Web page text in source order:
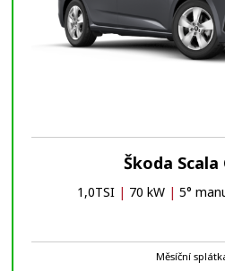
Škoda Scala
1,0TSI | 70 kW | 5°
Měsíční